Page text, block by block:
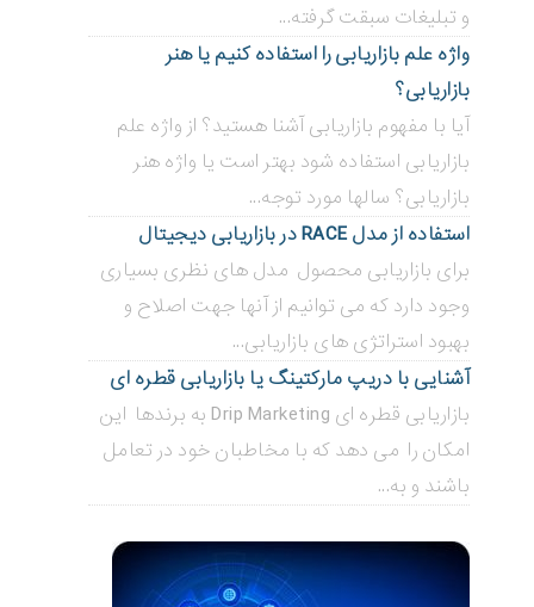
و تبلیغات سبقت گرفته...
واژه علم بازاریابی را استفاده کنیم یا هنر
بازاریابی؟
آیا با مفهوم بازاریابی آشنا هستید؟ از واژه علم
بازاریابی استفاده شود بهتر است یا واژه هنر
بازاریابی؟ سالها مورد توجه...
استفاده از مدل RACE در بازاریابی دیجیتال
برای بازاریابی محصول مدل های نظری بسیاری
وجود دارد که می توانیم از آنها جهت اصلاح و
بهبود استراتژی های بازاریابی...
آشنایی با دریپ مارکتینگ یا بازاریابی قطره ای
بازاریابی قطره ای Drip Marketing به برندها این
امکان را می دهد که با مخاطبان خود در تعامل
باشند و به...